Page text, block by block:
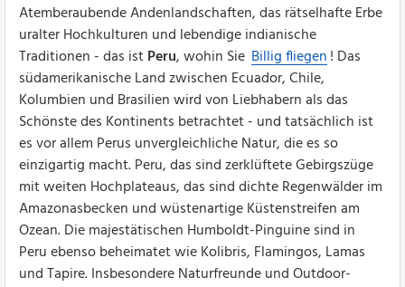
Atemberaubende Andenlandschaften, das rätselhafte Erbe
uralter Hochkulturen und lebendige indianische
Traditionen - das istPeru, wohin Sie Billig fliegen! Das
südamerikanische Land zwischen Ecuador, Chile,
Kolumbien und Brasilien wird von Liebhabern als das
Schönste des Kontinents betrachtet - und tatsächlich ist
es vor allem Perus unvergleichliche Natur, die es so
einzigartig macht. Peru, das sind zerklüftete Gebirgszüge
mit weiten Hochplateaus, das sind dichte Regenwälder im
Amazonasbecken und wüstenartige Küstenstreifen am
Ozean. Die majestätischen Humboldt-Pinguine sind in
Peru ebenso beheimatet wie Kolibris, Flamingos, Lamas
und Tapire. Insbesondere Naturfreunde und Outdoor-